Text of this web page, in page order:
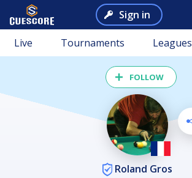
Sign in
Live Tournaments Leagues
FOLLOW
Roland Gros